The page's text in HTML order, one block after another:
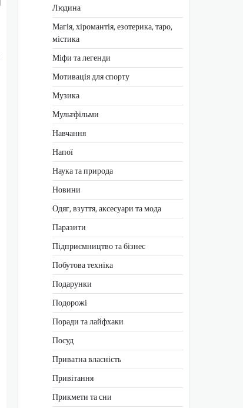
Людина
Магія, хіромантія, езотерика, таро,
містика
Міфи та легенди
Мотивація для спорту
Музика
Мультфільми
Навчання
Напої
Наука та природа
Новини
Одяг, взуття, аксесуари та мода
Паразити
Підприємництво та бізнес
Побутова техніка
Подарунки
Подорожі
Поради та лайфхаки
Посуд
Приватна власність
Привітання
Прикмети та сни